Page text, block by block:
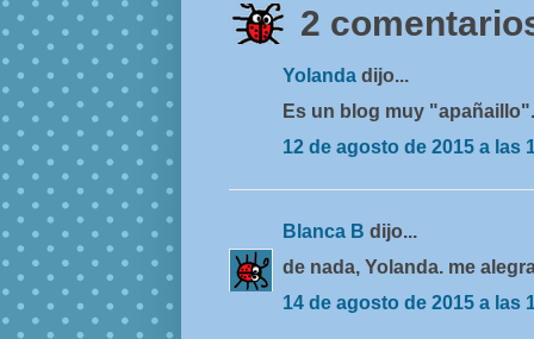
2
Yolanda dijo...
Es un blog muy
12 de agosto de 2015 a las
Blanca B dijo...
de nada, Yolanda. me
14 de agosto de 2015 a las